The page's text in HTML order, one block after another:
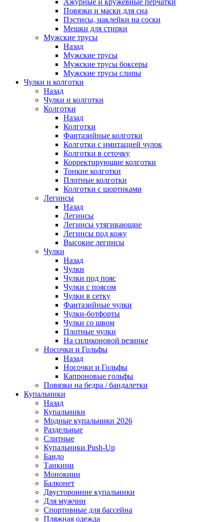
Ажурные и кружевные перчатки
Повязки и маски для сна
Пэстисы, наклейки на соски
Мешки для стирки
Мужские трусы
Назад
Мужские трусы
Мужские трусы боксеры
Мужские трусы слипы
Чулки и колготки
Назад
Чулки и колготки
Колготки
Назад
Колготки
Фантазийные колготки
Колготки с имитацией чулок
Колготки в сеточку
Корректирующие колготки
Тонкие колготки
Плотные колготки
Колготки с шортиками
Легинсы
Назад
Легинсы
Легинсы утягивающие
Легинсы под кожу
Высокие легинсы
Чулки
Назад
Чулки
Чулки под пояс
Чулки с поясом
Чулки в сетку
Фантазийные чулки
Чулки-ботфорты
Чулки со швом
Плотные чулки
На силиконовой резинке
Носочки и Гольфы
Назад
Носочки и Гольфы
Капроновые гольфы
Повязки на бедра / бандалетки
Купальники
Назад
Купальники
Модные купальники 2026
Раздельные
Слитные
Купальники Push-Up
Бандо
Танкини
Монокини
Балконет
Двусторонние купальники
Для мужчин
Спортивные для бассейна
Пляжная одежда